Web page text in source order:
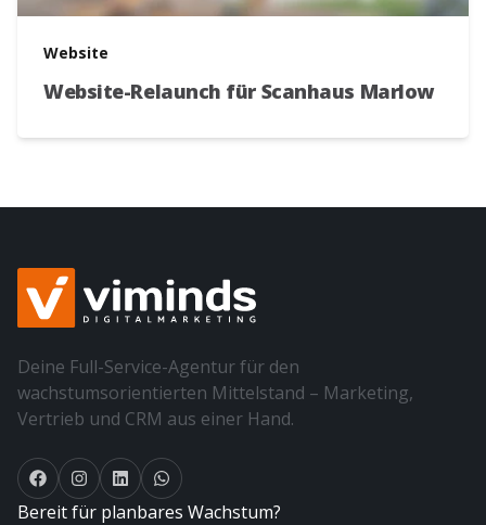
Website
Website-Relaunch für Scanhaus Marlow
Deine Full-Service-Agentur für den
wachstumsorientierten Mittelstand – Marketing,
Vertrieb und CRM aus einer Hand.
Bereit für planbares Wachstum?